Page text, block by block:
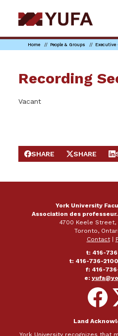
to
main
Home People & Groups Executive
Recording
Vacant
SHARE ON FACEBOOK
SHARE
SHARE ON X
SHARE
York University
Association des
4700 Keele Street,
Toronto,
Contact|
t: 416-
t: 416-736-
f: 416-
e:
Follow
on
Facebook
X
Land
York University recognizes that